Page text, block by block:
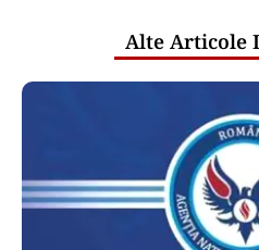
Alte Articole